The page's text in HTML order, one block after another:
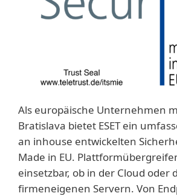
Als europäische Unternehmen
Bratislava bietet ESET ein
an inhouse entwickelten
Made in EU.
einsetzbar, ob in der Cloud oder
firmeneigenen Servern. Von